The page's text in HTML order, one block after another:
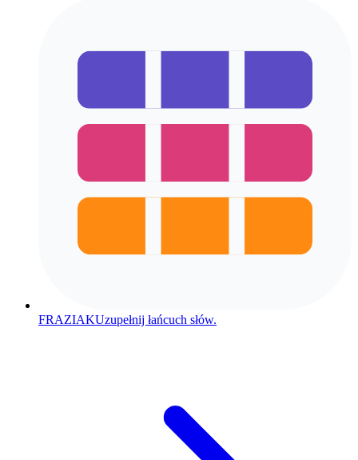
FRAZIAKUzupełnij łańcuch słów.